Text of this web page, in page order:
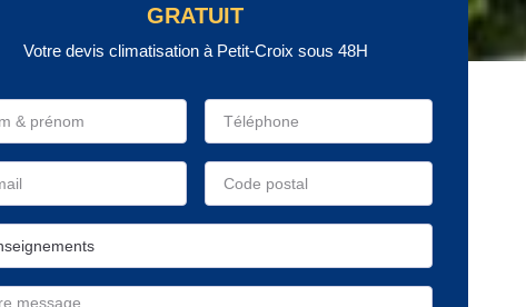
GRATUIT
Votre devis climatisation à Petit-Croix sous 48H